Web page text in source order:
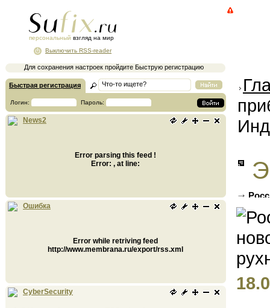
персональный взгляд на мир
Для сохранения настроек пройдите Быструю регистрацию
Выключить RSS-reader
Быстрая регистрация
Логин: Пароль:
News2
Error parsing this feed !
Error: , at line:
Ошибка
Error while retriving feed
http://www.membrana.ru/export/rss.xml
CyberSecurity
рухнул